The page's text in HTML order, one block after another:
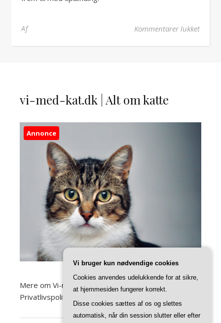
Af Kommentarer lukkettil
vi-med-kat.dk | Alt om katte
Annonce
Mere om Vi-med-kat.dk
Privatlivspolitik
Vi bruger kun nødvendige cookies
Cookies anvendes udelukkende for at sikre,
at hjemmesiden fungerer korrekt.
Disse cookies sættes af os og slettes
automatisk, når din session slutter eller efter